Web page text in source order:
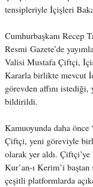
tensipleriyle İçişleri
Cumhurbaşkanı Recep
Resmi Gazete’de
Valisi Mustafa Çiftçi,
Kararla birlikte mevcut
görevden affını
bildirildi.
Kamuoyunda daha önce
Çiftçi, yeni göreviyle
olarak yer aldı.
Kur’an-ı Kerim’i
çeşitli platformlarda